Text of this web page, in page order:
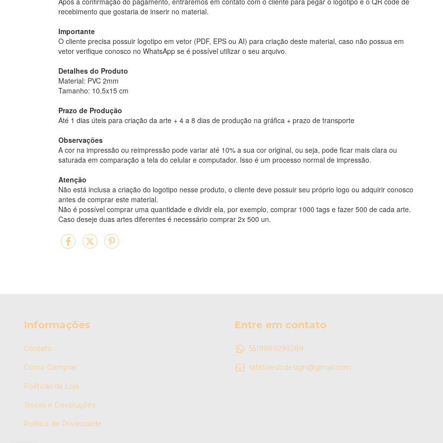
recebimento que gostaria de inserir no material.
Importante
O cliente precisa possuir logotipo em vetor (PDF, EPS ou AI) para criação deste material, caso não possua em
vetor verifique conosco no WhatsApp se é possível utilizar o seu arquivo.
Detalhes do Produto
Material: PVC 2mm
Tamanho: 10.5x15 cm
Prazo de Produção
Até 1 dias úteis para criação da arte + 4 a 8 dias de produção na gráfica + prazo de transporte
Observações
A cor na impressão ou reimpressão pode variar até 10% a sua cor original, ou seja, pode ficar mais clara ou
saturada em comparação a tela do celular e computador. Isso é um processo normal de impressão.
Atenção
Não está inclusa a criação do logotipo nesse produto, o cliente deve possuir seu próprio logo ou adquirir conosco
antes de comprar este material.
Não é possível comprar uma quantidade e dividir ela, por exemplo, comprar 1000 tags e fazer 500 de cada arte.
Caso deseje duas artes diferentes é necessário comprar 2x 500 un.
Informações
Contato
Como Comprar
Políticas da Loja
Trocas e Devoluções
Política de Privacidade
Entre em contato
5519989299289
rafatoledodesign@gmail.com